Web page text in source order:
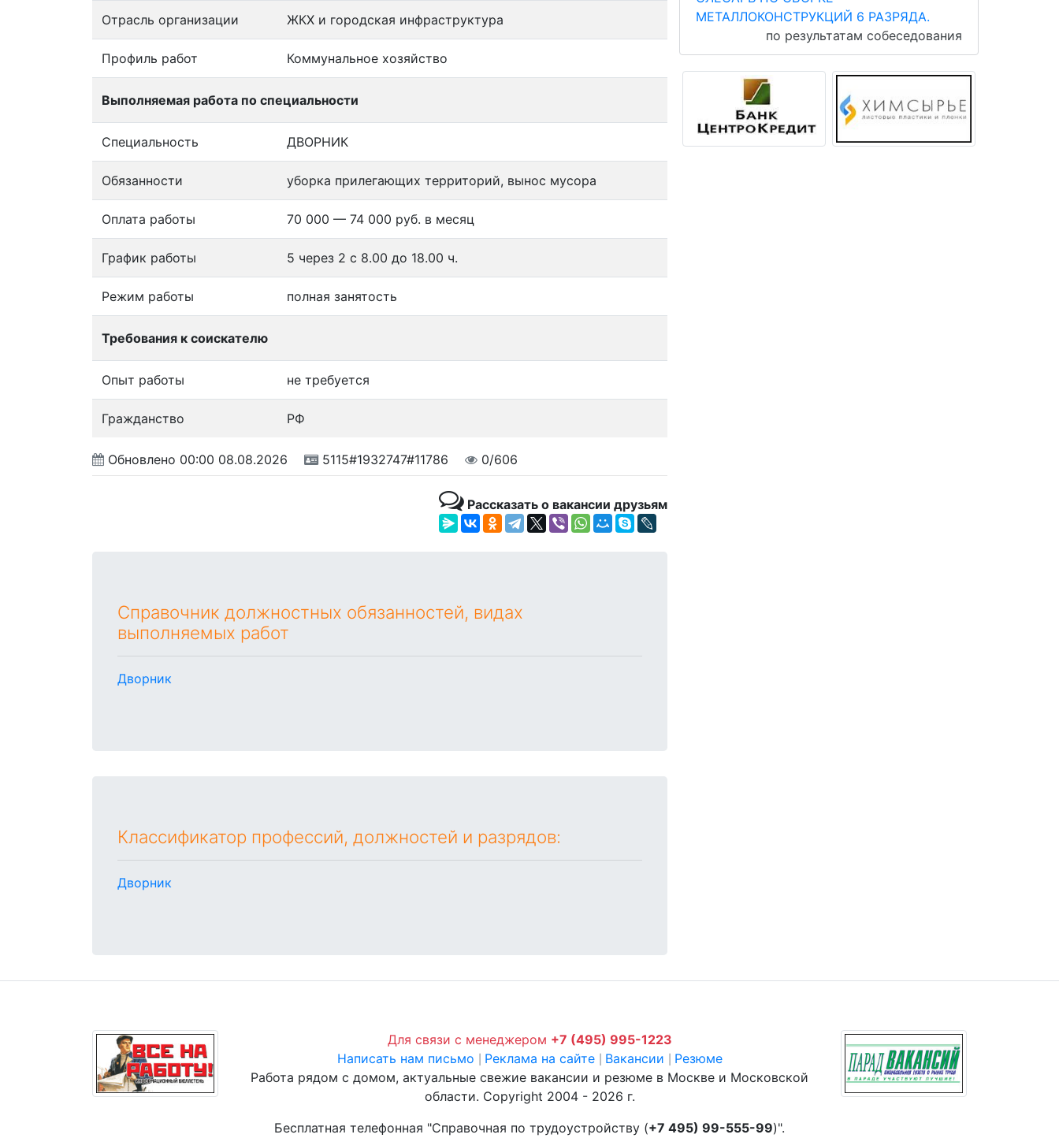
Отрасль организации ЖКХ и городская инфраструктура
Профиль работ Коммунальное хозяйство
Выполняемая работа по специальности
Специальность ДВОРНИК
Обязанности уборка прилегающих территорий, вынос мусора
Оплата работы 70 000 — 74 000 руб. в месяц
График работы 5 через 2 с 8.00 до 18.00 ч.
Режим работы полная занятость
Требования к соискателю
Опыт работы не требуется
Гражданство РФ
Обновлено 00:00 08.08.2026 5115#1932747#11786 0/606
Рассказать о вакансии друзьям
Справочник должностных обязанностей, видах
выполняемых работ
Дворник
Классификатор профессий, должностей и разрядов:
Дворник
МЕТАЛЛОКОНСТРУКЦИЙ 6 РАЗРЯДА.
по результатам собеседования
Для связи с менеджером +7 (495) 995-1223
Написать нам письмо
Реклама на сайте Вакансии
Резюме
Работа рядом с домом, актуальные свежие вакансии и резюме в Москве и Московской
области. Copyright 2004 - 2026 г.
Бесплатная телефонная "Справочная по трудоустройству (+7 495) 99-555-99)".